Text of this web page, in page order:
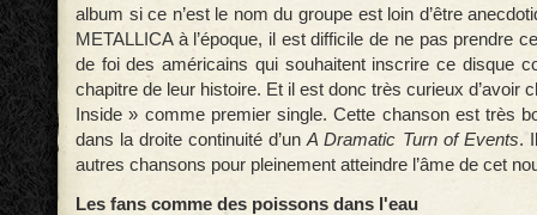
album si ce n’est le nom du groupe est loin d’être
METALLICA à l’époque, il est difficile de ne pas prendre
de foi des américains qui souhaitent inscrire ce disque
chapitre de leur histoire. Et il est donc très curieux d’avoir
Inside » comme premier single. Cette chanson est très
dans la droite continuité d’unA Dramatic Turn of Events.
autres chansons pour pleinement atteindre l’âme de cet
Les fans comme des poissons dans l'eau